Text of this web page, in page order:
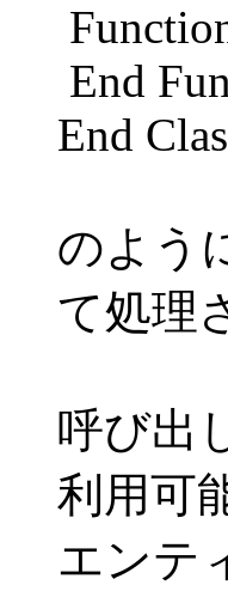
End
End
のよう
て処理
呼び出
利用可
エンテ